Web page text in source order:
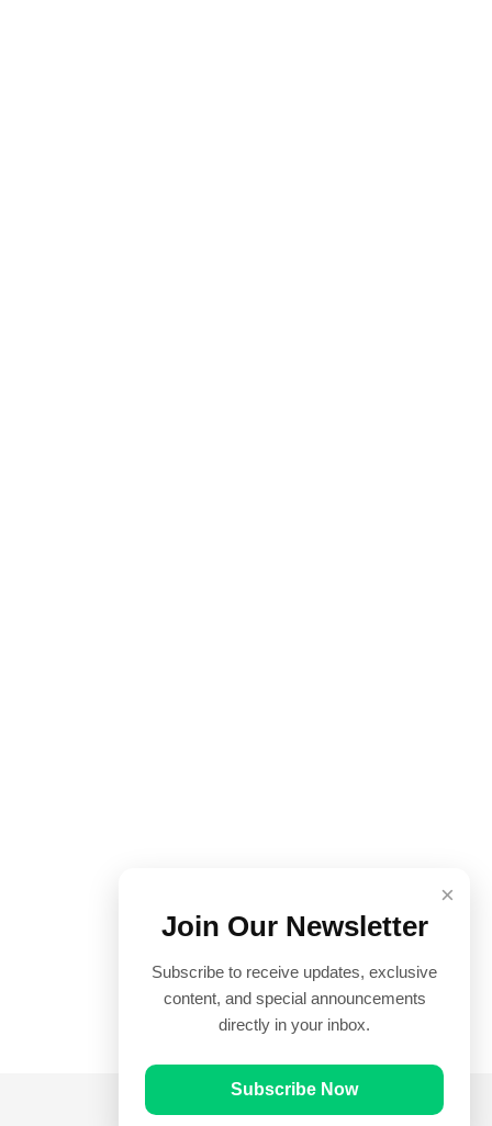
×
Join Our Newsletter
Subscribe to receive updates, exclusive
content, and special announcements
directly in your inbox.
Subscribe Now